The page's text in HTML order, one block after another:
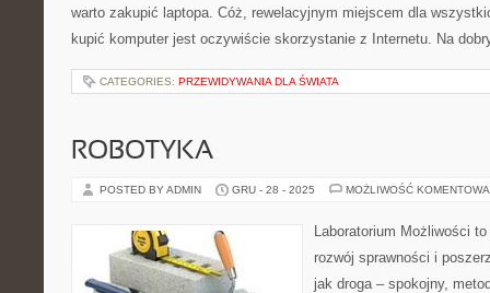
warto zakupić laptopa. Cóż, rewelacyjnym miejscem dla
kupić komputer jest oczywiście skorzystanie z Internetu. Na
CATEGORIES: PRZEWIDYWANIA DLA ŚWIATA
ROBOTYKA
POSTED BY ADMIN GRU - 28 - 2025 MOŻLIWOŚĆ
Laboratorium Możliwości
rozwój sprawności i
jak droga – spokojny,